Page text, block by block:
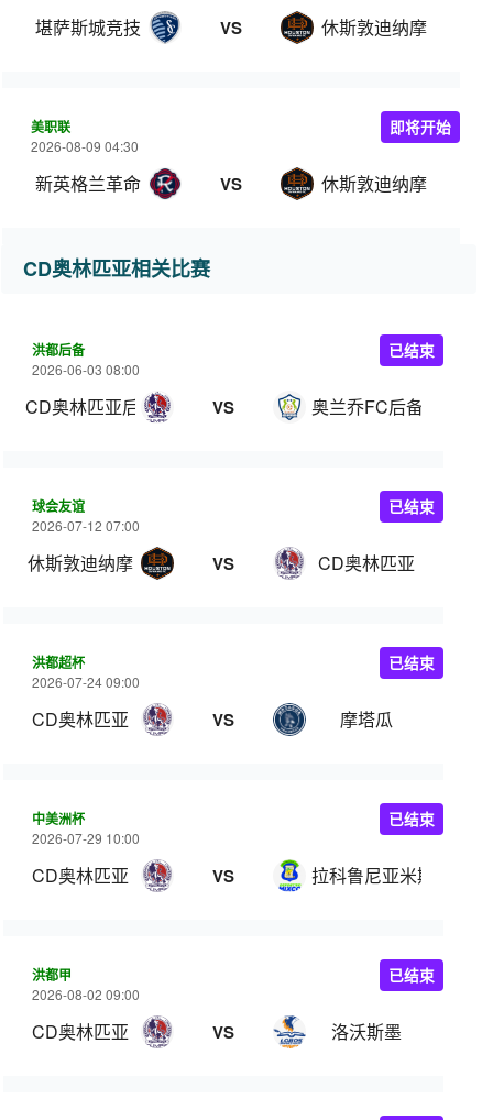
堪萨斯城竞技 VS 休斯敦迪纳摩
美职联
2026-08-09 04:30
新英格兰革命 VS 休斯敦迪纳摩
即将开始
CD奥林匹亚相关比赛
洪都后备
2026-06-03 08:00
CD奥林匹亚后备队 VS 奥兰乔FC后备
已结束
球会友谊
2026-07-12 07:00
休斯敦迪纳摩 VS CD奥林匹亚
已结束
洪都超杯
2026-07-24 09:00
CD奥林匹亚 VS 摩塔瓜
已结束
中美洲杯
2026-07-29 10:00
CD奥林匹亚 VS 拉科鲁尼亚米斯科
已结束
洪都甲
2026-08-02 09:00
CD奥林匹亚 VS 洛沃斯墨
已结束